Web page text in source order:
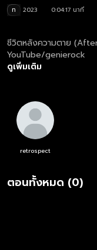
ท 2023
0:04:17 นาที
ชีวิตหลังความตาย (Afterlife) เ
YouTube/genierock
ดูเพิ่มเติม
retrospect
ตอนทั้งหมด (0)